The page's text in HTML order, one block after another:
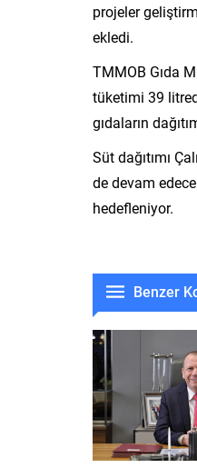
projeler
ekledi.
TMMOB Gıda
tüketimi 39
gıdaların
Süt dağıtımı
de devam
hedefleniyor.
Benzer